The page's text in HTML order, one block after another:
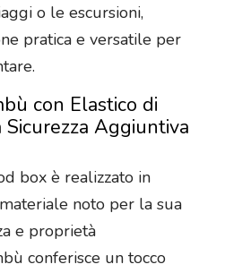
o le escursioni,
pratica e versatile per
con Elastico di
Aggiuntiva
box è realizzato in
noto per la sua
e proprietà
conferisce un tocco